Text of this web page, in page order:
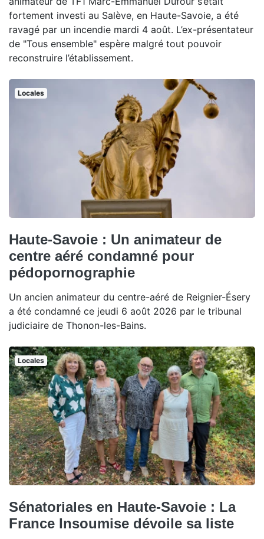
fortement investi au Salève, en Haute-Savoie, a été
ravagé par un incendie mardi 4 août. L’ex-présentateur
de "Tous ensemble" espère malgré tout pouvoir
reconstruire l’établissement.
Locales
Haute-Savoie : Un animateur de
centre aéré condamné pour
pédopornographie
Un ancien animateur du centre-aéré de Reignier-Ésery
a été condamné ce jeudi 6 août 2026 par le tribunal
judiciaire de Thonon-les-Bains.
Locales
Sénatoriales en Haute-Savoie : La
France Insoumise dévoile sa liste